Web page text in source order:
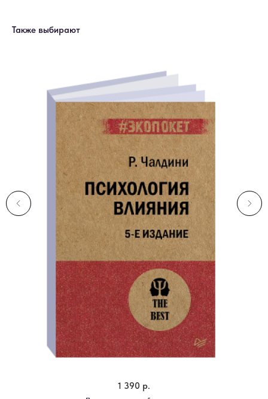
Также выбирают
1 390 р.